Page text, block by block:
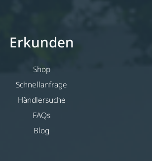
Erkunden
Shop
Schnellanfrage
Händlersuche
FAQs
Blog